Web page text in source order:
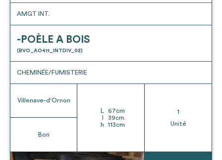
AMGT INT.
-POÈLE A BOIS
(BVO_AO411_INTDIV_02)
CHEMINÉE/FUMISTERIE
Villenave-d'Ornon
Bon
L 67cm
39cm
h
113cm
1
Unité